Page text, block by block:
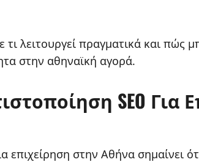
λειτουργεί πραγματικά και πώς
στην αθηναϊκή αγορά.
SEO Για
επιχείρηση στην Αθήνα σημαίνει